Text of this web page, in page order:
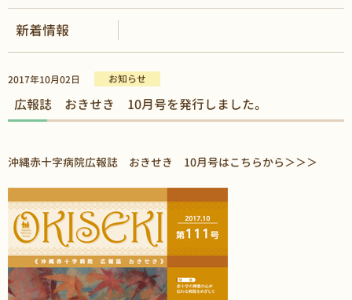
新着情報
2017年10月02日 お知らせ
広報誌 おきせき 10月号を発行しました。
沖縄赤十字病院広報誌 おきせき 10月号はこちらから＞＞＞